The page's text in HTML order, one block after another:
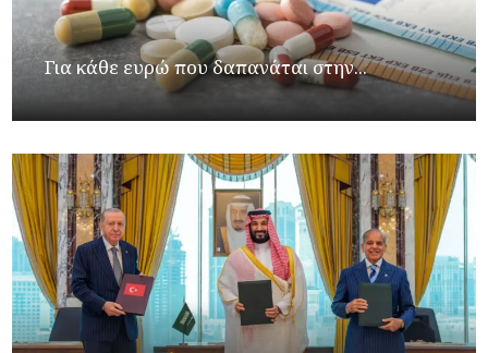
Για κάθε ευρώ που δαπανάται στην...